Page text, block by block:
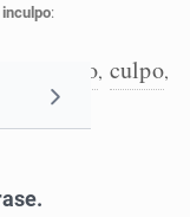
inculpo:
crimino, culpo,